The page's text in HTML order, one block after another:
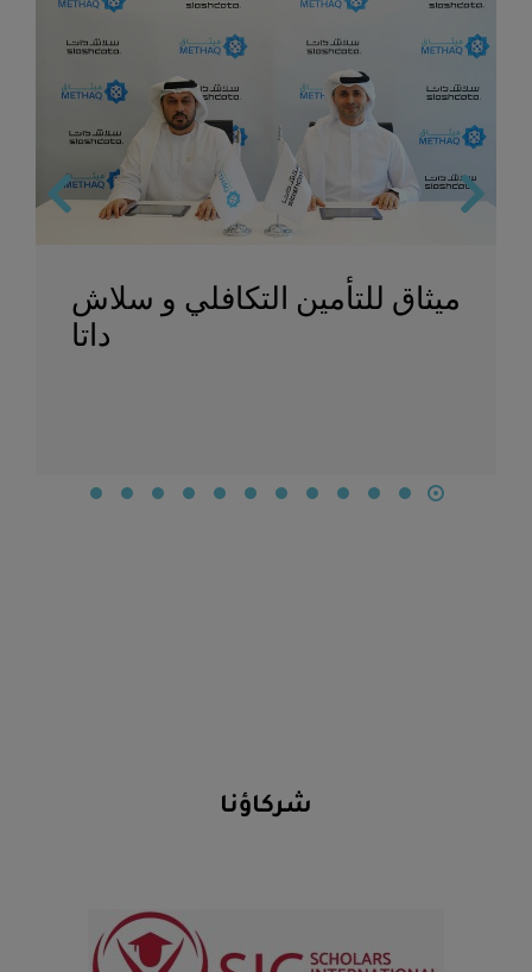
ميثاق للتأمين التكافلي و سلاش
داتا
شركاؤنا